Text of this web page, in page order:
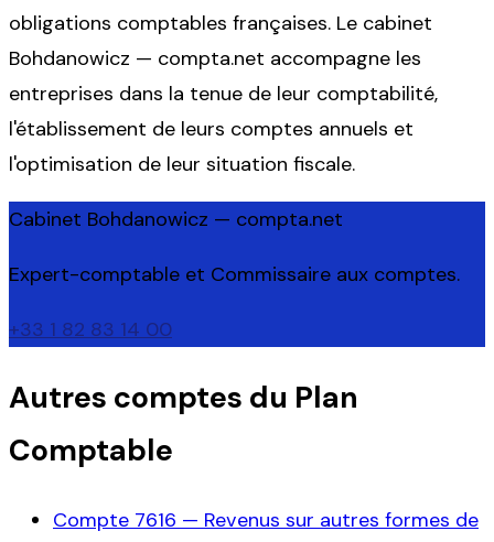
obligations comptables françaises. Le cabinet
Bohdanowicz — compta.net accompagne les
entreprises dans la tenue de leur comptabilité,
l'établissement de leurs comptes annuels et
l'optimisation de leur situation fiscale.
Cabinet Bohdanowicz — compta.net
Expert-comptable et Commissaire aux comptes.
+33 1 82 83 14 00
Autres comptes du Plan
Comptable
Compte 7616 — Revenus sur autres formes de